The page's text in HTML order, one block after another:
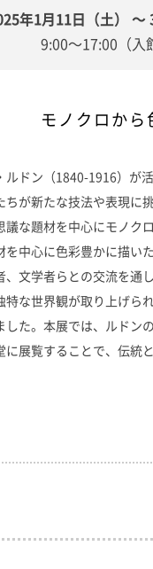
年1月11日（土） ～
9:00～17:00（入
モノクロから
ルドン（1840-1916）が
が新たな技法や表現に
な題材を中心にモノ
中心に色彩豊かに描
文学者らとの交流を通
な世界観が取り上げら
した。本展では、ルド
展覧することで、伝統